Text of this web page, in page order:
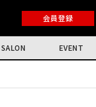
会員登録
SALON EVENT